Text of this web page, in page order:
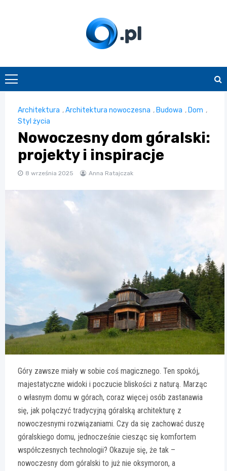
O.pl
Architektura ,Architektura nowoczesna , Budowa , Dom ,
Styl życia
Nowoczesny dom góralski:
projekty i inspiracje
8 września 2025 Anna Ratajczak
Góry zawsze miały w sobie coś magicznego. Ten spokój,
majestatyczne widoki i poczucie bliskości z naturą. Marząc
o własnym domu w górach, coraz więcej osób zastanawia
się, jak połączyć tradycyjną góralską architekturę z
nowoczesnymi rozwiązaniami. Czy da się zachować duszę
góralskiego domu, jednocześnie ciesząc się komfortem
współczesnych technologii? Okazuje się, że tak –
nowoczesny dom góralski to już nie oksymoron, a